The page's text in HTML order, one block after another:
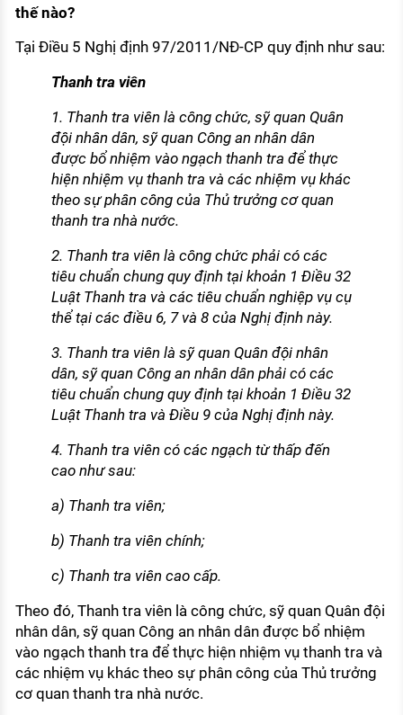
thế nào?
Tại Điều 5 Nghị định 97/2011/NĐ-CP quy định như sau:
Thanh tra viên
1. Thanh tra viên là công chức, sỹ quan Quân
đội nhân dân, sỹ quan Công an nhân dân
được bổ nhiệm vào ngạch thanh tra để thực
hiện nhiệm vụ thanh tra và các nhiệm vụ khác
theo sự phân công của Thủ trưởng cơ quan
thanh tra nhà nước.
2. Thanh tra viên là công chức phải có các
tiêu chuẩn chung quy định tại khoản 1 Điều 32
Luật Thanh tra và các tiêu chuẩn nghiệp vụ cụ
thể tại các điều 6, 7 và 8 của Nghị định này.
3. Thanh tra viên là sỹ quan Quân đội nhân
dân, sỹ quan Công an nhân dân phải có các
tiêu chuẩn chung quy định tại khoản 1 Điều 32
Luật Thanh tra và Điều 9 của Nghị định này.
4. Thanh tra viên có các ngạch từ thấp đến
cao như sau:
a) Thanh tra viên;
b) Thanh tra viên chính;
c) Thanh tra viên cao cấp.
Theo đó, Thanh tra viên là công chức, sỹ quan Quân đội
nhân dân, sỹ quan Công an nhân dân được bổ nhiệm
vào ngạch thanh tra để thực hiện nhiệm vụ thanh tra và
các nhiệm vụ khác theo sự phân công của Thủ trưởng
cơ quan thanh tra nhà nước.